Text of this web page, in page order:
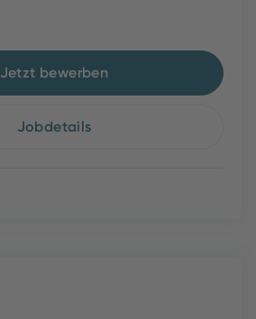
Jetzt bewerben
Jobdetails